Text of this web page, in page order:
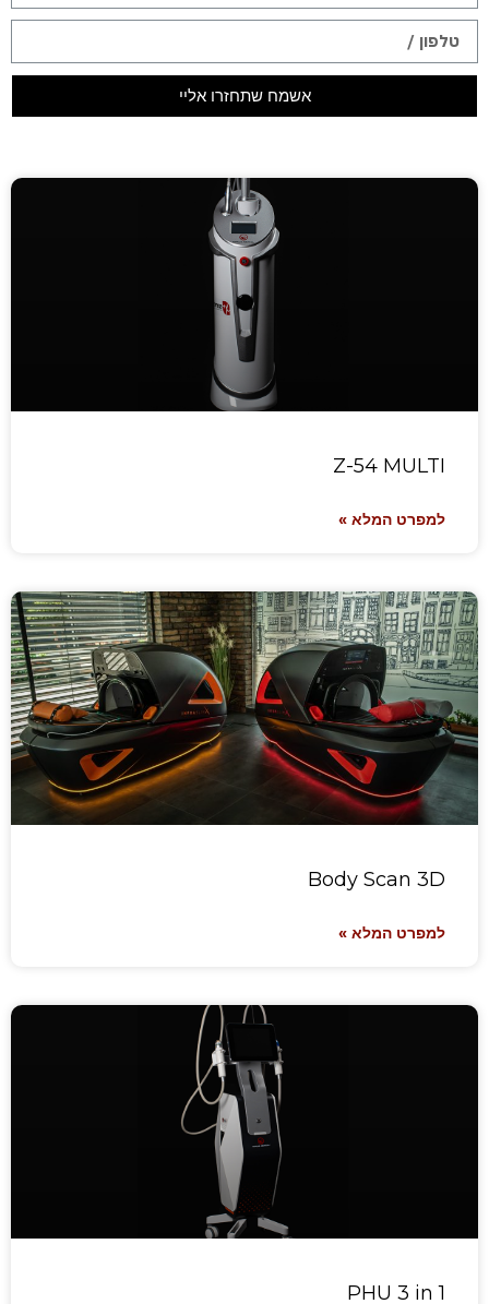
אשמח שתחזרו אליי
Z-54 MULTI
למפרט המלא »
Body Scan 3D
למפרט המלא »
PHU 3 in 1